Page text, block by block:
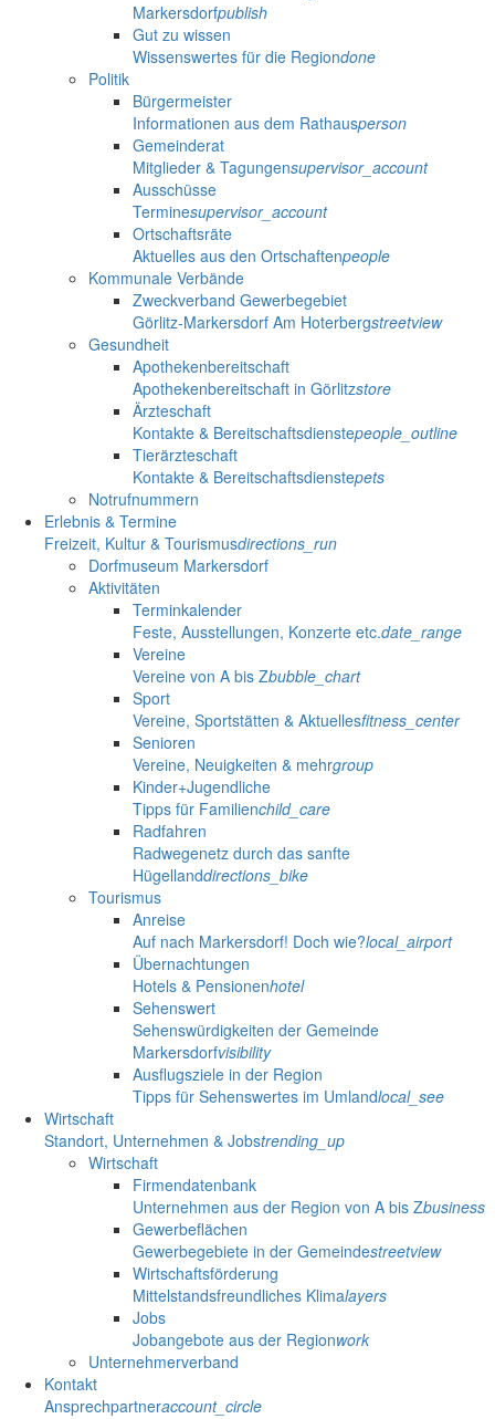
Markersdorfpublish
Gut zu wissen
Wissenswertes für die Regiondone
Politik
Bürgermeister
Informationen aus dem Rathausperson
Gemeinderat
Mitglieder & Tagungensupervisor_account
Ausschüsse
Terminesupervisor_account
Ortschaftsräte
Aktuelles aus den Ortschaftenpeople
Kommunale Verbände
Zweckverband Gewerbegebiet
Görlitz-Markersdorf Am Hoterbergstreetview
Gesundheit
Apothekenbereitschaft
Apothekenbereitschaft in Görlitzstore
Ärzteschaft
Kontakte & Bereitschaftsdienstepeople_outline
Tierärzteschaft
Kontakte & Bereitschaftsdienstepets
Notrufnummern
Erlebnis & Termine
Freizeit, Kultur & Tourismusdirections_run
Dorfmuseum Markersdorf
Aktivitäten
Terminkalender
Feste, Ausstellungen, Konzerte etc.date_range
Vereine
Vereine von A bis Zbubble_chart
Sport
Vereine, Sportstätten & Aktuellesfitness_center
Senioren
Vereine, Neuigkeiten & mehrgroup
Kinder+Jugendliche
Tipps für Familienchild_care
Radfahren
Radwegenetz durch das sanfte
Hügellanddirections_bike
Tourismus
Anreise
Auf nach Markersdorf! Doch wie?local_airport
Übernachtungen
Hotels & Pensionenhotel
Sehenswert
Sehenswürdigkeiten der Gemeinde
Markersdorfvisibility
Ausflugsziele in der Region
Tipps für Sehenswertes im Umlandlocal_see
Wirtschaft
Standort, Unternehmen & Jobstrending_up
Wirtschaft
Firmendatenbank
Unternehmen aus der Region von A bis Zbusiness
Gewerbeflächen
Gewerbegebiete in der Gemeindestreetview
Wirtschaftsförderung
Mittelstandsfreundliches Klimalayers
Jobs
Jobangebote aus der Regionwork
Unternehmerverband
Kontakt
Ansprechpartneraccount_circle